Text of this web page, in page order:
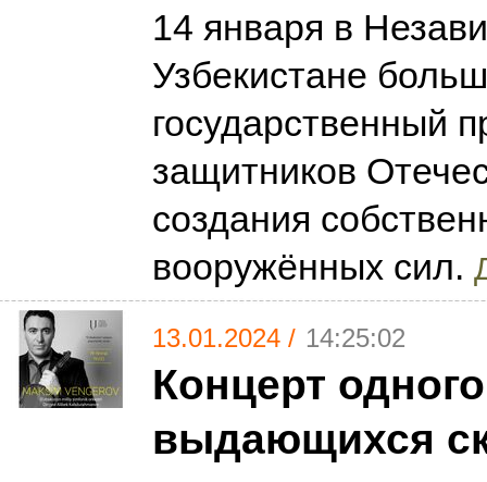
14 января в
Узбекистане
государственный
защитников
создания
вооружённых сил.
13.01.2024 / 14:25:02
Концерт
выдающихся